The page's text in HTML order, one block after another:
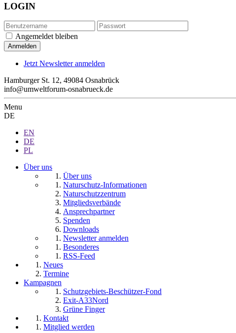
LOGIN
Angemeldet bleiben
Jetzt Newsletter anmelden
Hamburger St. 12, 49084 Osnabrück
info@umweltforum-osnabrueck.de
Menu
DE
EN
DE
PL
Über uns
Über uns
Naturschutz-Informationen
Naturschutzzentrum
Mitgliedsverbände
Ansprechpartner
Spenden
Downloads
Newsletter anmelden
Besonderes
RSS-Feed
Neues
Termine
Kampagnen
Schutzgebiets-Beschützer-Fond
Exit-A33Nord
Grüne Finger
Kontakt
Mitglied werden